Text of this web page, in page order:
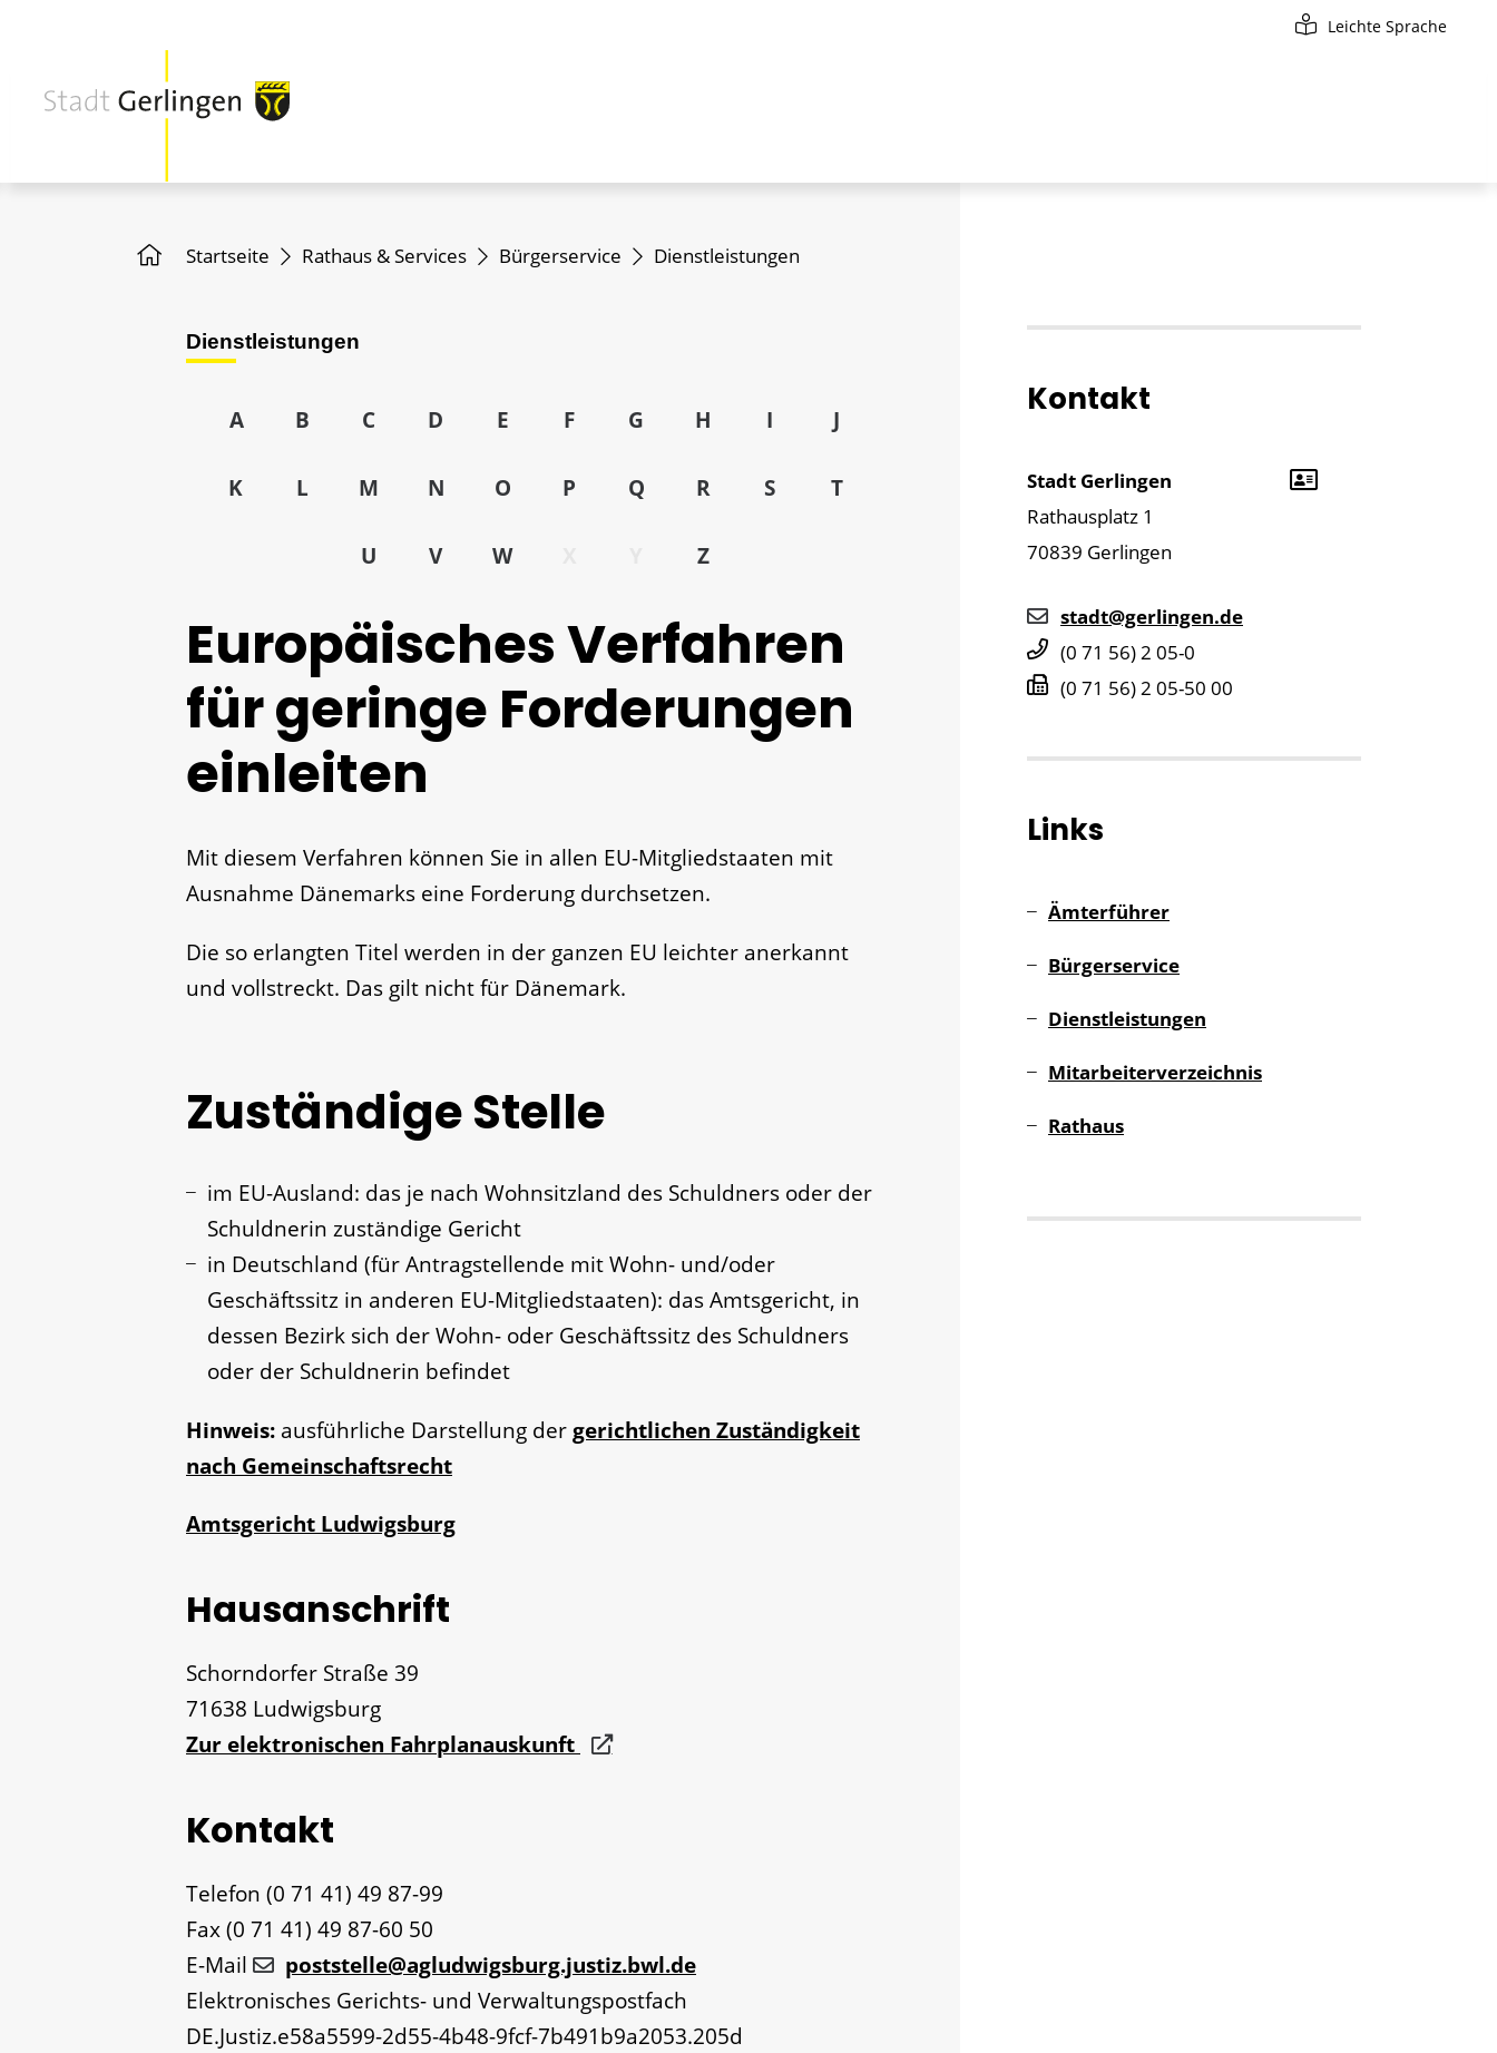
Leichte Sprache
Startseite Rathaus & Services Bürgerservice Dienstleistungen
Dienstleistungen
A B C D E F G H I J
K L M N O P Q R S T
U V W Z
Europäisches Verfahren
für geringe Forderungen
einleiten
Mit diesem Verfahren können Sie in allen EU-Mitgliedstaaten mit
Ausnahme Dänemarks eine Forderung durchsetzen.
Die so erlangten Titel werden in der ganzen EU leichter anerkannt
und vollstreckt. Das gilt nicht für Dänemark.
Zuständige Stelle
im EU-Ausland: das je nach Wohnsitzland des Schuldners oder der
Schuldnerin zuständige Gericht
in Deutschland (für Antragstellende mit Wohn- und/oder
Geschäftssitz in anderen EU-Mitgliedstaaten): das Amtsgericht, in
dessen Bezirk sich der Wohn- oder Geschäftssitz des Schuldners
oder der Schuldnerin befindet
Hinweis: ausführliche Darstellung dergerichtlichen Zuständigkeit
nach Gemeinschaftsrecht
Amtsgericht Ludwigsburg
Hausanschrift
Schorndorfer Straße 39
71638 Ludwigsburg
Zur elektronischen Fahrplanauskunft
Kontakt
Telefon (0 71 41) 49 87-99
Fax(0 71 41) 49 87-60 50
E-Mail
poststelle@agludwigsburg.justiz.bwl.de
Elektronisches Gerichts- und Verwaltungspostfach
DE.Justiz.e58a5599-2d55-4b48-9fcf-7b491b9a2053.205d
Kontakt
Stadt Gerlingen
Rathausplatz 1
70839 Gerlingen
stadt@gerlingen.de
(0 71 56) 2 05-0
(0 71 56) 2 05-50 00
Links
Ämterführer
Bürgerservice
Dienstleistungen
Mitarbeiterverzeichnis
Rathaus